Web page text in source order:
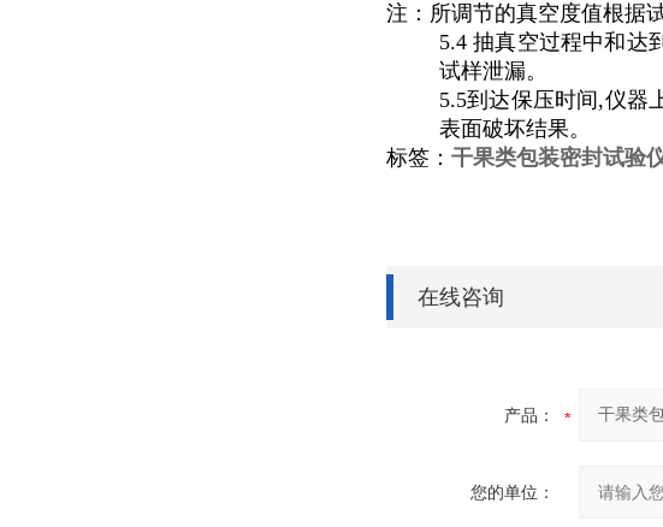
注：所调节的真空度值根据
5.4 抽真空过程中和达
试样泄漏。
5.5到达保压时间,仪器
表面破坏结果。
标签： 干果类包装密封试验
在线咨询
产品：
您的单位：